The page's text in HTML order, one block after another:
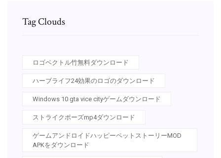
Tag Clouds
ロゴベクトル竹無料ダウンロード
ハーブライフ24効果のロゴのダウンロード
Windows 10 gta vice cityゲームダウンロード
ストライクポーズmp4ダウンロード
ゲームアンドロイドハッピーペットストーリーMOD
APKをダウンロード